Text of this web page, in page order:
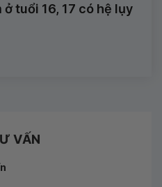
tuổi 16, 17 có hệ lụy
VẤN